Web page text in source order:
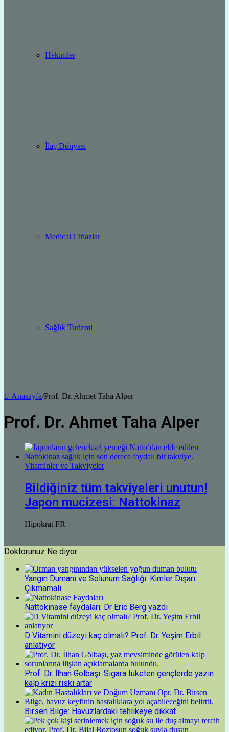
Hekimler
İlaç Dünyası
Medical Cihazlar
Sağlık Turizmi
Anasayfa/Prof. Dr. Ahmet Taha Alper
Prof. Dr. Ahmet Taha Alper
Vitaminler ve Takviyeler
Bildiğiniz tüm takviyeleri unutun!
Japon mucizesi: Nattokinaz
Hipokrat FR
Doktorunuz Ne diyor
Yangın Dumanı ve Solunum Sağlığı: Kimler Dışarı
Çıkmamalı
Nattokinase faydaları: Dr Eric Berg yazdı
D Vitamini düzeyi kaç olmalı? Prof. Dr. Yeşim Erbil
anlatıyor
Prof. Dr. İlhan Gölbaşı: Sigara tüketen gençlerde yazın
kalp krizi riski artar
Birsen Bilge: Havuzlardaki tehlikeye dikkat